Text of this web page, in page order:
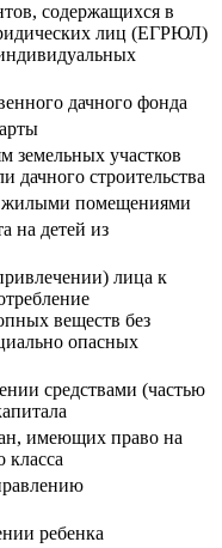
содержащихся в
лиц (ЕГРЮЛ)
дачного фонда
земельных участков
дачного строительства
жилыми помещениями
на детей из
лица к
веществ без
опасных
средствами (частью
имеющих право на
класса
ребенка